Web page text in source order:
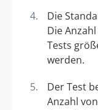
Die
Die
Tests
werden.
Der Test
Anzahl